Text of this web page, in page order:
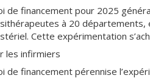
de financement pour 2025
à 20
Cette expérimentation
les infirmiers
de financement pérennise